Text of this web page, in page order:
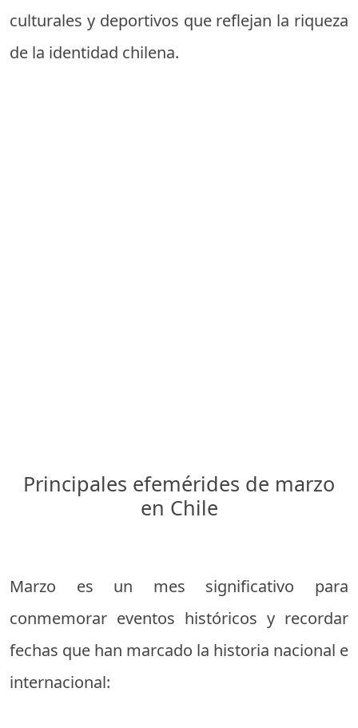
culturales y deportivos que reflejan la riqueza
de la identidad chilena.
Principales efemérides de marzo
en Chile
Marzo es un mes significativo para
conmemorar eventos históricos y recordar
fechas que han marcado la historia nacional e
internacional: